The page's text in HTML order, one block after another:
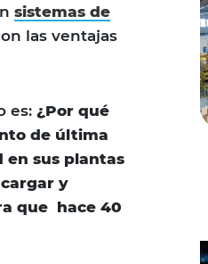
sistemas de
las ventajas
es: ¿Por qué
de última
sus plantas
y
que hace 40